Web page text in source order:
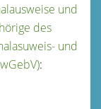
und
des
und
: